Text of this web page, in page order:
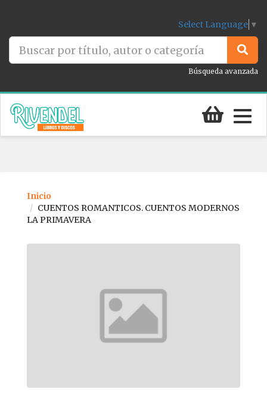
Select Language ▼
Búsqueda avanzada
Inicio
CUENTOS ROMANTICOS. CUENTOS MODERNOS
LA PRIMAVERA